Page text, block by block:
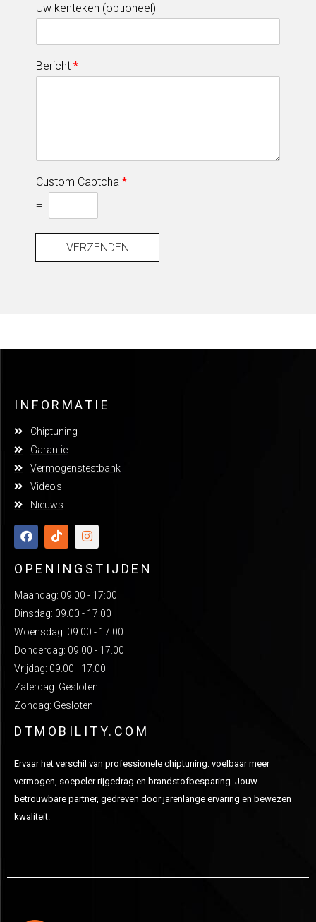
Uw kenteken (optioneel)
Bericht *
Custom Captcha *
=
VERZENDEN
INFORMATIE
Chiptuning
Garantie
Vermogenstestbank
Video's
Nieuws
OPENINGSTIJDEN
Maandag: 09:00 - 17:00
Dinsdag: 09.00 - 17.00
Woensdag: 09.00 - 17.00
Donderdag: 09.00 - 17.00
Vrijdag: 09.00 - 17.00
Zaterdag: Gesloten
Zondag: Gesloten
DTMOBILITY.COM
Ervaar het verschil van professionele chiptuning: voelbaar meer
vermogen, soepeler rijgedrag en brandstofbesparing. Jouw
betrouwbare partner, gedreven door jarenlange ervaring en bewezen
kwaliteit.